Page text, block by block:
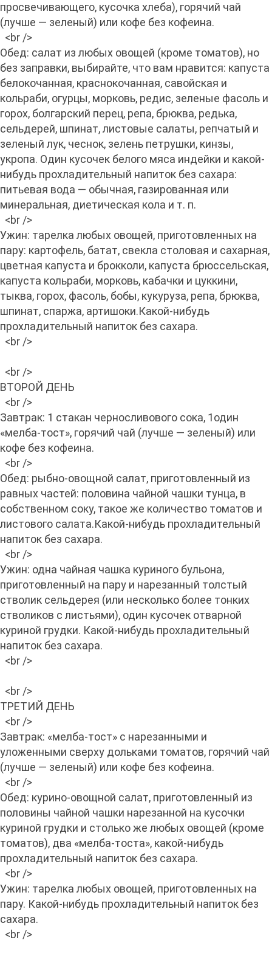
просвечивающего, кусочка хлеба), горячий чай
(лучше — зеленый) или кофе без кофеина.
<br />
Обед: салат из любых овощей (кроме томатов), но
без заправки, выбирайте, что вам нравится: капуста
белокочанная, краснокочанная, савойская и
кольраби, огурцы, морковь, редис, зеленые фасоль и
горох, болгарский перец, репа, брюква, редька,
сельдерей, шпинат, листовые салаты, репчатый и
зеленый лук, чеснок, зелень петрушки, кинзы,
укропа. Один кусочек белого мяса индейки и какой-
нибудь прохладительный напиток без сахара:
питьевая вода — обычная, газированная или
минеральная, диетическая кола и т. п.
<br />
Ужин: тарелка любых овощей, приготовленных на
пару: картофель, батат, свекла столовая и сахарная,
цветная капуста и брокколи, капуста брюссельская,
капуста кольраби, морковь, кабачки и цуккини,
тыква, горох, фасоль, бобы, кукуруза, репа, брюква,
шпинат, спаржа, артишоки.Какой-нибудь
прохладительный напиток без сахара.
<br />
<br />
ВТОРОЙ ДЕНЬ
<br />
Завтрак: 1 стакан черносливового сока, 1один
«мелба-тост», горячий чай (лучше — зеленый) или
кофе без кофеина.
<br />
Обед: рыбно-овощной салат, приготовленный из
равных частей: половина чайной чашки тунца, в
собственном соку, такое же количество томатов и
листового салата.Какой-нибудь прохладительный
напиток без сахара.
<br />
Ужин: одна чайная чашка куриного бульона,
приготовленный на пару и нарезанный толстый
стволик сельдерея (или несколько более тонких
стволиков с листьями), один кусочек отварной
куриной грудки. Какой-нибудь прохладительный
напиток без сахара.
<br />
<br />
ТРЕТИЙ ДЕНЬ
<br />
Завтрак: «мелба-тост» с нарезанными и
уложенными сверху дольками томатов, горячий чай
(лучше — зеленый) или кофе без кофеина.
<br />
Обед: курино-овощной салат, приготовленный из
половины чайной чашки нарезанной на кусочки
куриной грудки и столько же любых овощей (кроме
томатов), два «мелба-тоста», какой-нибудь
прохладительный напиток без сахара.
<br />
Ужин: тарелка любых овощей, приготовленных на
пару. Какой-нибудь прохладительный напиток без
сахара.
<br />